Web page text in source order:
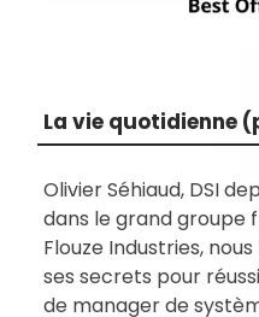
La vie quotidienne
Olivier Séhiaud, DSI
dans le grand groupe
Flouze Industries,
ses secrets pour
de manager de